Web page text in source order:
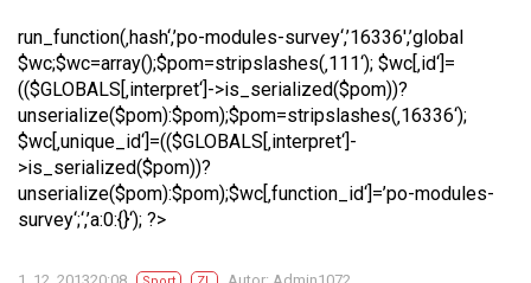
run_function(‚hash‘,’po-modules-survey‘,’16336′,’global
$wc;$wc=array();$pom=stripslashes(‚111‘); $wc[‚id‘]=
(($GLOBALS[‚interpret‘]->is_serialized($pom))?
unserialize($pom):$pom);$pom=stripslashes(‚16336‘);
$wc[‚unique_id‘]=(($GLOBALS[‚interpret‘]-
>is_serialized($pom))?
unserialize($pom):$pom);$wc[‚function_id‘]=’po-modules-
survey‘;‘,’a:0:{}‘); ?>